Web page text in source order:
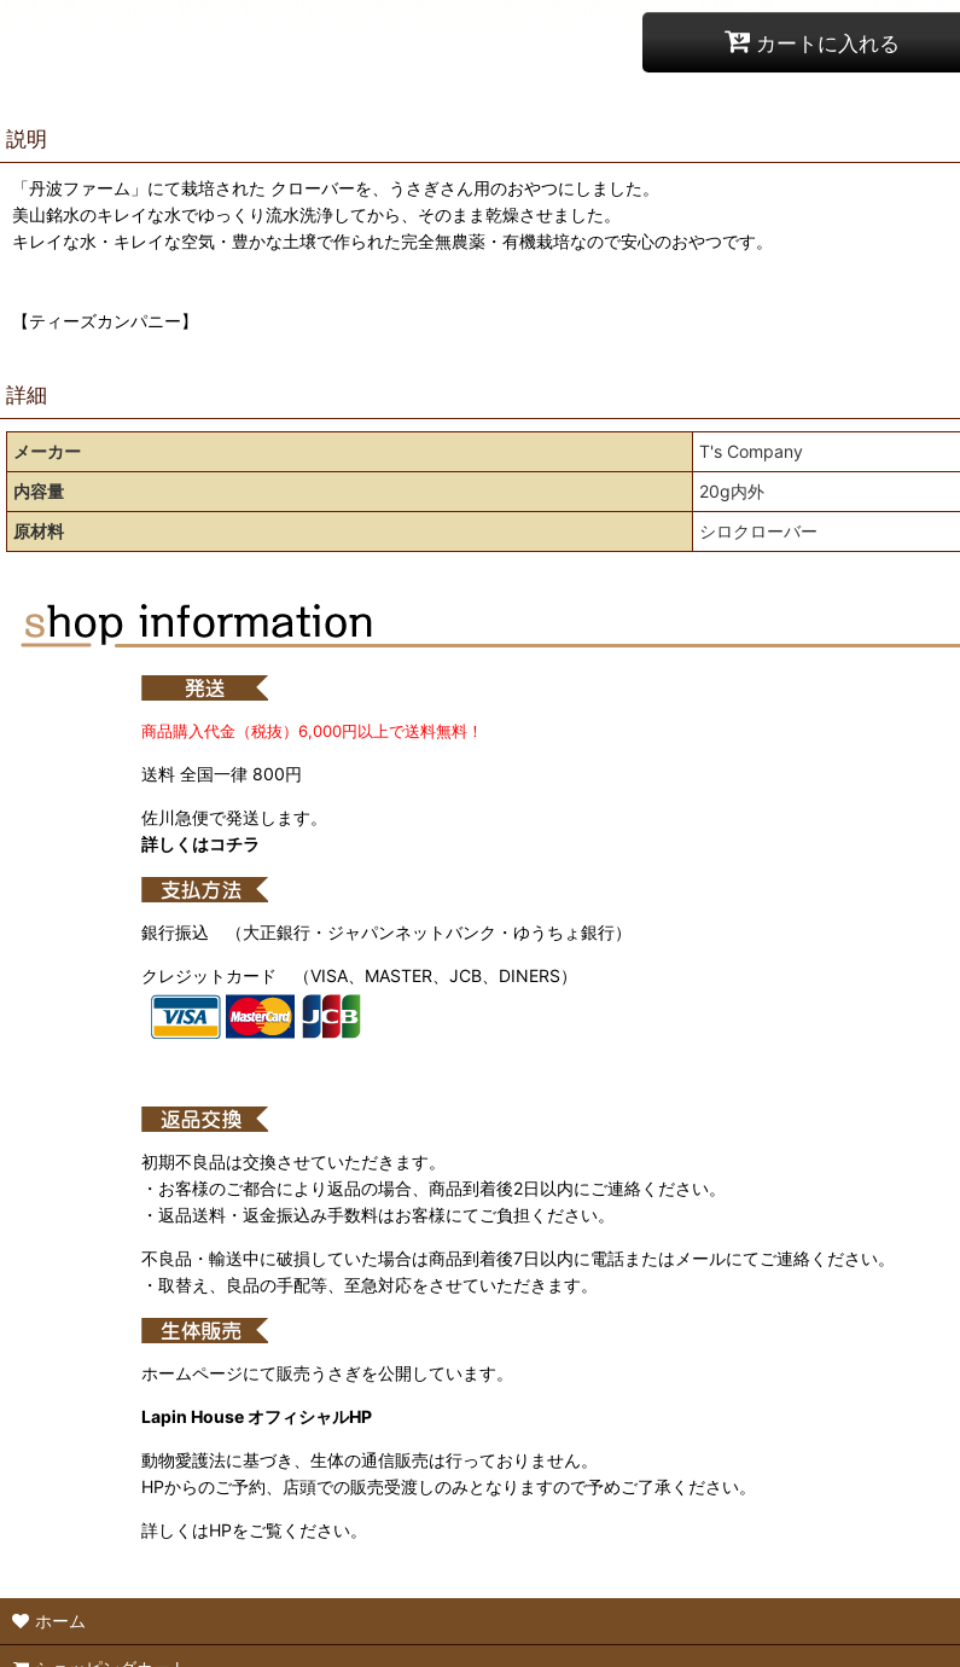
カートに入れる
説明
「丹波ファーム」にて栽培された クローバーを、うさぎさん用のおやつにしました。
美山銘水のキレイな水でゆっくり流水洗浄してから、そのまま乾燥させました。
キレイな水・キレイな空気・豊かな土壌で作られた完全無農薬・有機栽培なので安心のおやつです。
【ティーズカンパニー】
詳細
メーカー
T's Company
内容量
20g内外
原材料
シロクローバー
商品購入代金（税抜）6,000円以上で送料無料！
送料 全国一律 800円
佐川急便で発送します。
詳しくはコチラ
銀行振込 （大正銀行・ジャパンネットバンク・ゆうちょ銀行）
クレジットカード （VISA、MASTER、JCB、DINERS）
初期不良品は交換させていただきます。
・お客様のご都合により返品の場合、商品到着後2日以内にご連絡ください。
・返品送料・返金振込み手数料はお客様にてご負担ください。
不良品・輸送中に破損していた場合は商品到着後7日以内に電話またはメールにてご連絡ください。
・取替え、良品の手配等、至急対応をさせていただきます。
ホームページにて販売うさぎを公開しています。
Lapin House オフィシャルHP
動物愛護法に基づき、生体の通信販売は行っておりません。
HPからのご予約、店頭での販売受渡しのみとなりますので予めご了承ください。
詳しくはHPをご覧ください。
ホーム